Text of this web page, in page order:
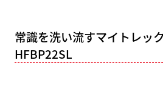
常識を洗い流すマイトレッ
HFBP22SL